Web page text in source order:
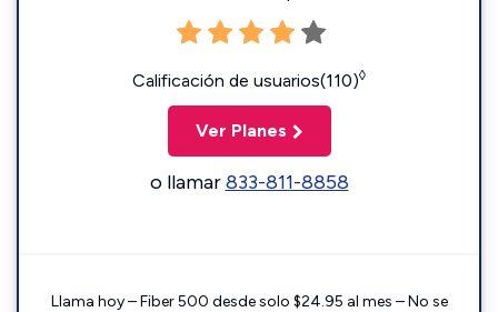
Calificación de usuarios(110)◊
Ver Planes
o llamar833-811-8858
Llama hoy – Fiber 500 desde solo $24.95 al mes – No se